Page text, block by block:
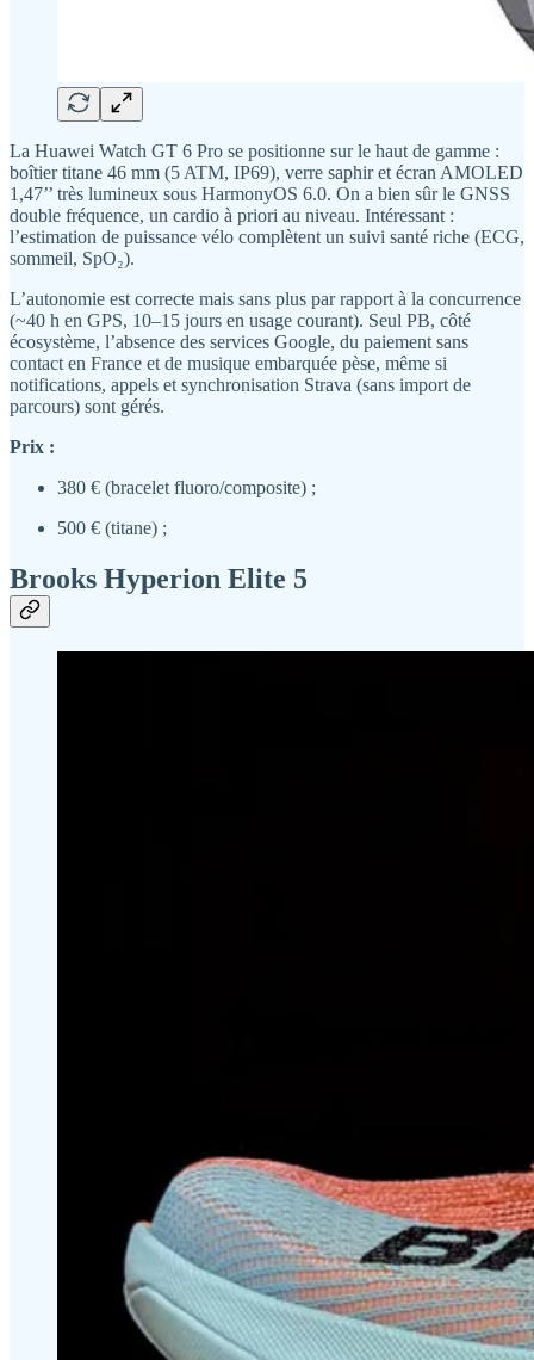
La Huawei Watch GT 6 Pro se positionne sur le haut de gamme :
boîtier titane 46 mm (5 ATM, IP69), verre saphir et écran AMOLED
1,47’’ très lumineux sous HarmonyOS 6.0. On a bien sûr le GNSS
double fréquence, un cardio à priori au niveau. Intéressant :
l’estimation de puissance vélo complètent un suivi santé riche (ECG,
sommeil, SpO₂).
L’autonomie est correcte mais sans plus par rapport à la concurrence
(~40 h en GPS, 10–15 jours en usage courant). Seul PB, côté
écosystème, l’absence des services Google, du paiement sans
contact en France et de musique embarquée pèse, même si
notifications, appels et synchronisation Strava (sans import de
parcours) sont gérés.
Prix :
380 € (bracelet fluoro/composite) ;
500 € (titane) ;
Brooks Hyperion Elite 5